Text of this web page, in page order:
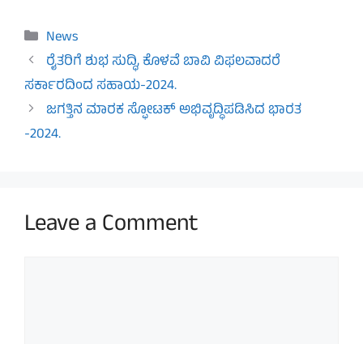
Categories
News
ರೈತರಿಗೆ ಶುಭ ಸುದ್ಧಿ, ಕೊಳವೆ ಬಾವಿ ವಿಫಲವಾದರೆ
ಸರ್ಕಾರದಿಂದ ಸಹಾಯ-2024.
ಜಗತ್ತಿನ ಮಾರಕ ಸ್ಫೋಟಕ್ ಅಭಿವೃದ್ಧಿಪಡಿಸಿದ ಭಾರತ
-2024.
Leave a Comment